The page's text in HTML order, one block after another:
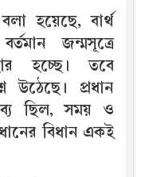
হয়েছে, বার্থ
জন্মসূত্রে
হচ্ছে। তবে
উঠেছে। প্রধান
ছিল, সময় ও
বিধান একই